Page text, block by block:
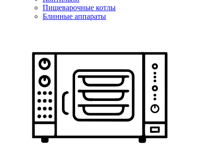
Пищеварочные котлы
Блинные аппараты